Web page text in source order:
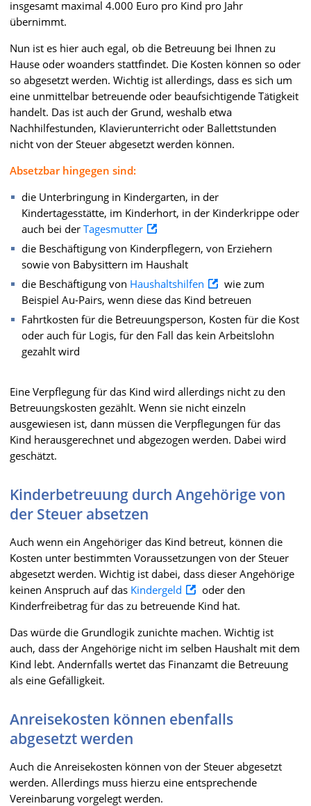
insgesamt maximal 4.000 Euro pro Kind pro Jahr
übernimmt.
Nun ist es hier auch egal, ob die Betreuung bei Ihnen zu
Hause oder woanders stattfindet. Die Kosten können so oder
so abgesetzt werden. Wichtig ist allerdings, dass es sich um
eine unmittelbar betreuende oder beaufsichtigende Tätigkeit
handelt. Das ist auch der Grund, weshalb etwa
Nachhilfestunden, Klavierunterricht oder Ballettstunden
nicht von der Steuer abgesetzt werden können.
Absetzbar hingegen sind:
die Unterbringung in Kindergarten, in der
Kindertagesstätte, im Kinderhort, in der Kinderkrippe oder
auch bei der Tagesmutter
die Beschäftigung von Kinderpflegern, von Erziehern
sowie von Babysittern im Haushalt
die Beschäftigung von Haushaltshilfen
wie zum
Beispiel Au-Pairs, wenn diese das Kind betreuen
Fahrtkosten für die Betreuungsperson, Kosten für die Kost
oder auch für Logis, für den Fall das kein Arbeitslohn
gezahlt wird
Eine Verpflegung für das Kind wird allerdings nicht zu den
Betreuungskosten gezählt. Wenn sie nicht einzeln
ausgewiesen ist, dann müssen die Verpflegungen für das
Kind herausgerechnet und abgezogen werden. Dabei wird
geschätzt.
Kinderbetreuung durch Angehörige von
der Steuer absetzen
Auch wenn ein Angehöriger das Kind betreut, können die
Kosten unter bestimmten Voraussetzungen von der Steuer
abgesetzt werden. Wichtig ist dabei, dass dieser Angehörige
keinen Anspruch auf das Kindergeld
oder den
Kinderfreibetrag für das zu betreuende Kind hat.
Das würde die Grundlogik zunichte machen. Wichtig ist
auch, dass der Angehörige nicht im selben Haushalt mit dem
Kind lebt. Andernfalls wertet das Finanzamt die Betreuung
als eine Gefälligkeit.
Anreisekosten können ebenfalls
abgesetzt werden
Auch die Anreisekosten können von der Steuer abgesetzt
werden. Allerdings muss hierzu eine entsprechende
Vereinbarung vorgelegt werden.